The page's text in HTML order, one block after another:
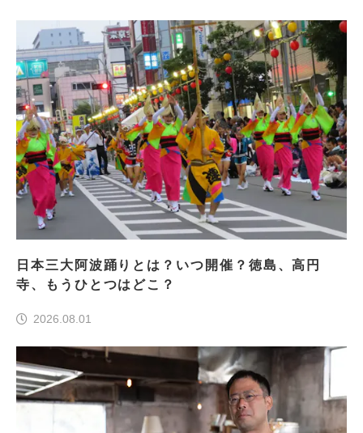
日本三大阿波踊りとは？いつ開催？徳島、高円
寺、もうひとつはどこ？
2026.08.01